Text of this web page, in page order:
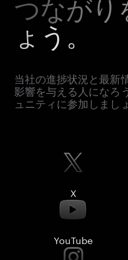
つながり
ょう。
当社の進捗状況と最新
影響を与える人になろ
ュニティに参加しまし
X
YouTube